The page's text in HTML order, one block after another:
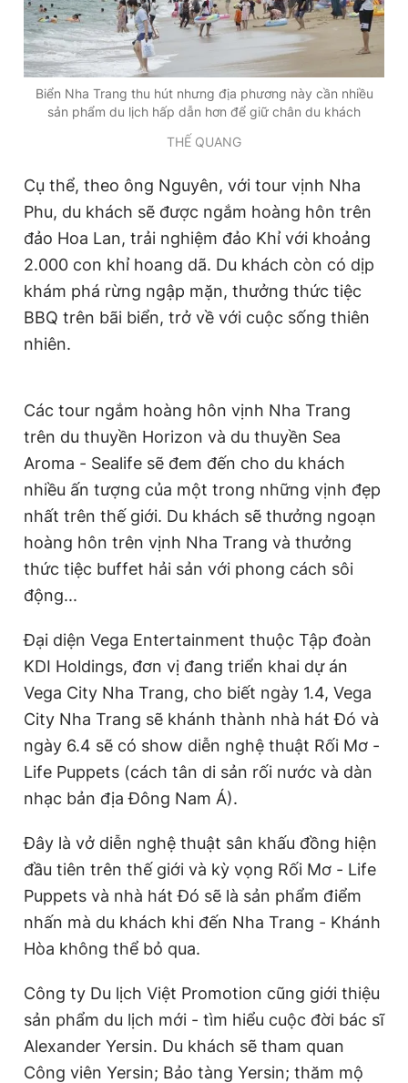
Hotline
0906 645 777
Liên hệ quảng cáo
0908 780 404
Đặt báo Quảng cáo RSS Tòa soạn Chính sách bảo
Tổng biên tập: Nguyễn Ngọc Toàn
Phó tổng biên tập: Lâm Hiếu Dũng
Tổng thư ký tòa soạn: Đức Trung
Giấy phép xuất bản số 110/GP - BTTTT cấp ngày 24.3.2020
© 2003-2026 Bản quyền thuộc về Báo Thanh Niên. Cấm sao
chép dưới mọi hình thức nếu không có sự chấp thuận bằng văn
bản. Phát triển bởi ePi Technologies, JSC.
Biển Nha Trang thu hút nhưng địa phương này cần nhiều
sản phẩm du lịch hấp dẫn hơn để giữ chân du khách
THẾ QUANG
Cụ thể, theo ông Nguyên, với tour vịnh Nha
Phu, du khách sẽ được ngắm hoàng hôn trên
đảo Hoa Lan, trải nghiệm đảo Khỉ với khoảng
2.000 con khỉ hoang dã. Du khách còn có dịp
khám phá rừng ngập mặn, thưởng thức tiệc
BBQ trên bãi biển, trở về với cuộc sống thiên
nhiên.
Các tour ngắm hoàng hôn vịnh Nha Trang
trên du thuyền Horizon và du thuyền Sea
Aroma - Sealife sẽ đem đến cho du khách
nhiều ấn tượng của một trong những vịnh đẹp
nhất trên thế giới. Du khách sẽ thưởng ngoạn
hoàng hôn trên vịnh Nha Trang và thưởng
thức tiệc buffet hải sản với phong cách sôi
động...
Đại diện Vega Entertainment thuộc Tập đoàn
KDI Holdings, đơn vị đang triển khai dự án
Vega City Nha Trang, cho biết ngày 1.4, Vega
City Nha Trang sẽ khánh thành nhà hát Đó và
ngày 6.4 sẽ có show diễn nghệ thuật Rối Mơ -
Life Puppets (cách tân di sản rối nước và dàn
nhạc bản địa Đông Nam Á).
Đây là vở diễn nghệ thuật sân khấu đồng hiện
đầu tiên trên thế giới và kỳ vọng Rối Mơ - Life
Puppets và nhà hát Đó sẽ là sản phẩm điểm
nhấn mà du khách khi đến Nha Trang - Khánh
Hòa không thể bỏ qua.
Công ty Du lịch Việt Promotion cũng giới thiệu
sản phẩm du lịch mới - tìm hiểu cuộc đời bác sĩ
Alexander Yersin. Du khách sẽ tham quan
Công viên Yersin; Bảo tàng Yersin; thăm mộ